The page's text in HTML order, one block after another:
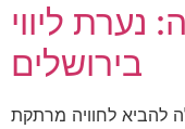
נערת ליווי
בירושלים
להביא לחוויה מרתקת